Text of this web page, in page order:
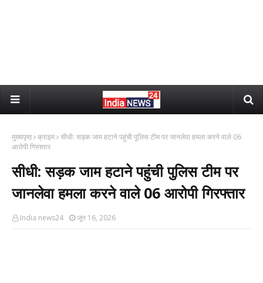
मुख्यपृष्ठ क्राइम सीधी: सड़क जाम हटाने पहुंची पुलिस टीम पर जानलेवा हमला करने वाले 06
आरोपी गिरफ्तार
सीधी: सड़क जाम हटाने पहुंची पुलिस टीम पर
जानलेवा हमला करने वाले 06 आरोपी गिरफ्तार
India news24 जून 16, 2026